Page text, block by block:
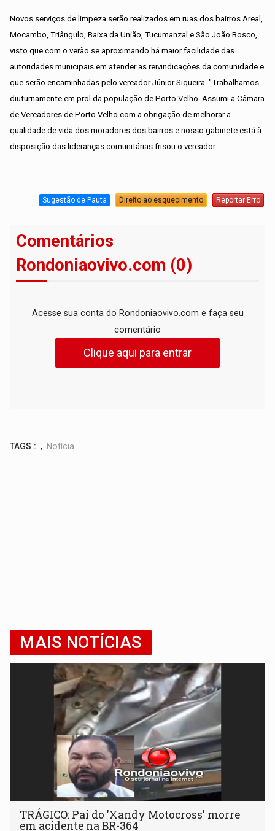
Novos serviços de limpeza serão realizados em ruas dos bairros Areal,
Mocambo, Triângulo, Baixa da União, Tucumanzal e São João Bosco,
visto que com o verão se aproximando há maior facilidade das
autoridades municipais em atender as reivindicações da comunidade e
que serão encaminhadas pelo vereador Júnior Siqueira. "Trabalhamos
diuturnamente em prol da população de Porto Velho. Assumi a Câmara
de Vereadores de Porto Velho com a obrigação de melhorar a
qualidade de vida dos moradores dos bairros e nosso gabinete está à
disposição das lideranças comunitárias frisou o vereador.
Sugestão de Pauta Direito ao esquecimento Reportar Erro
Comentários
Rondoniaovivo.com (0)
Acesse sua conta do Rondoniaovivo.com e faça seu
comentário
Clique aqui para entrar
TAGS : , Notícia
MAIS NOTÍCIAS
TRÁGICO: Pai do 'Xandy Motocross' morre
em acidente na BR-364